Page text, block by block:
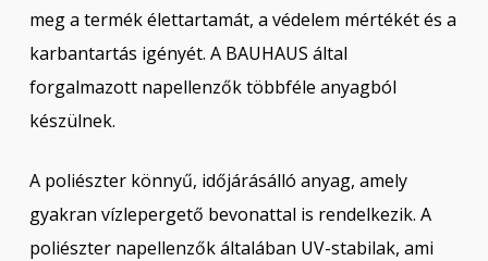
meg a termék élettartamát, a védelem mértékét és a
karbantartás igényét. A BAUHAUS által
forgalmazott napellenzők többféle anyagból
készülnek.
A poliészter könnyű, időjárásálló anyag, amely
gyakran vízlepergető bevonattal is rendelkezik. A
poliészter napellenzők általában UV-stabilak, ami